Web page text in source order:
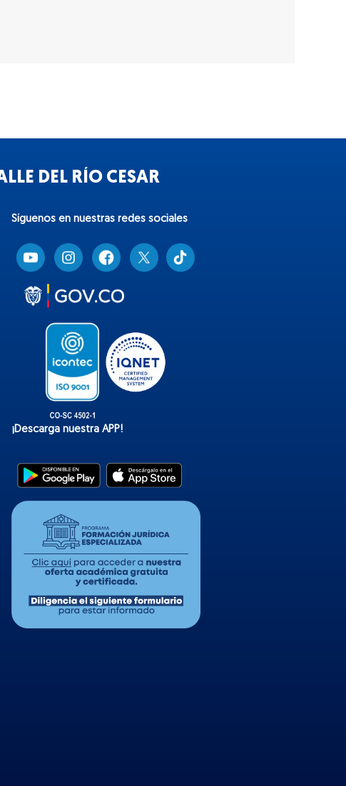
DEL RÍO CESAR
Síguenos en nuestras redes sociales
T
i
k
¡Descarga nuestra APP!